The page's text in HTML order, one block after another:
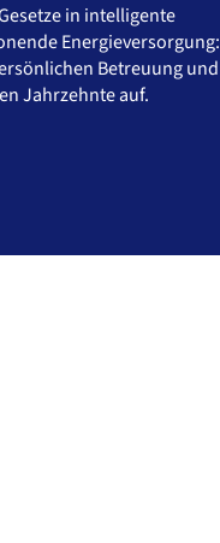
in intelligente
Energieversorgung:
Betreuung und
Jahrzehnte auf.